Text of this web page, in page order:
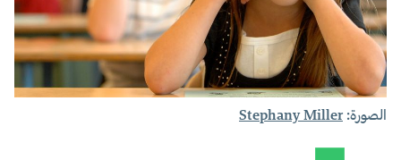
الصورة:Stephany Miller